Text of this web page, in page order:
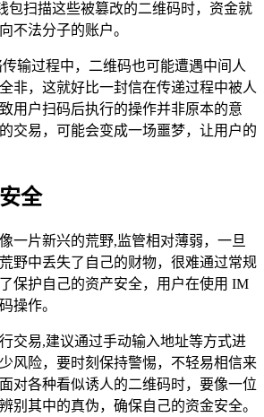
包扫描这些被篡改的二维码时，资金就
不法分子的账户。
输过程中，二维码也可能遭遇中间人
非，这就好比一封信在传递过程中被人
用户扫码后执行的操作并非原本的意
交易，可能会变成一场噩梦，让用户的
全
一片新兴的荒野,监管相对薄弱，一旦
野中丢失了自己的财物，很难通过常规
保护自己的资产安全，用户在使用 IM
操作。
交易,建议通过手动输入地址等方式进
风险，要时刻保持警惕，不轻易相信来
对各种看似诱人的二维码时，要像一位
别其中的真伪，确保自己的资金安全。